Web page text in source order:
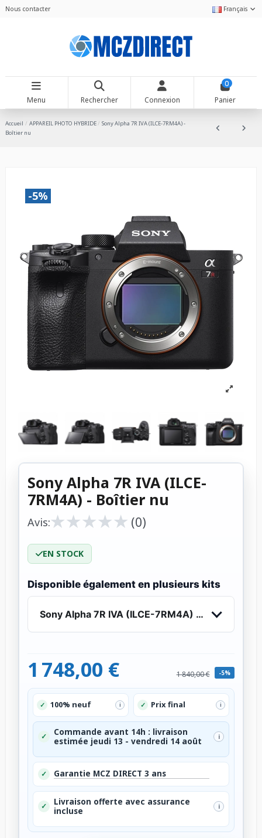
Nous contacter Français
Menu Rechercher Connexion
0
Panier
Accueil APPAREIL PHOTO HYBRIDE
Sony Alpha 7R IVA (ILCE-7RM4A) -
Boîtier nu
-5%
Sony Alpha 7R IVA (ILCE-
7RM4A) - Boîtier nu
Avis:★
★★
★★
★★
★★
★ (0)
EN STOCK
Disponible également en plusieurs kits
Sony Alpha 7R IVA (ILCE-7RM4A) - Boîtier nu
1 748,00 € 1 840,00 € -5%
✓ 100% neuf i ✓ Prix final i
✓
Commande avant 14h : livraison
estimée jeudi 13 - vendredi 14 août
i
✓ Garantie MCZ DIRECT 3 ans
✓
Livraison offerte avec assurance
incluse
i